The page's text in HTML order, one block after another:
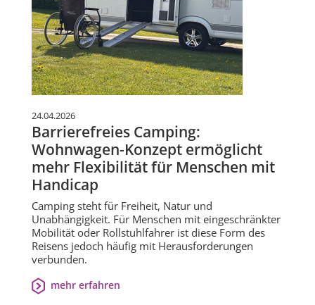
24.04.2026
Barrierefreies Camping:
Wohnwagen-Konzept ermöglicht
mehr Flexibilität für Menschen mit
Handicap
Camping steht für Freiheit, Natur und
Unabhängigkeit. Für Menschen mit eingeschränkter
Mobilität oder Rollstuhlfahrer ist diese Form des
Reisens jedoch häufig mit Herausforderungen
verbunden.
mehr erfahren